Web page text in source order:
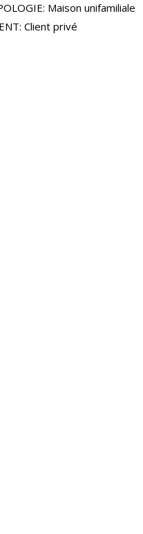
Maison unifamiliale
Client privé